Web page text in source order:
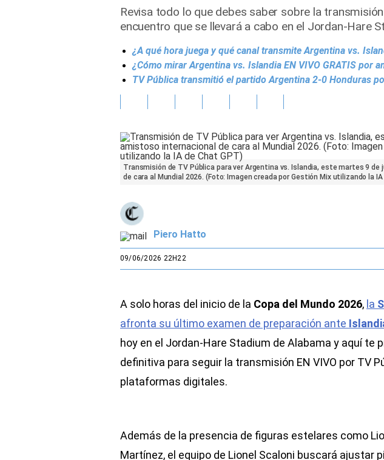
Revisa todo lo que debes saber sobre la
encuentro que se llevará a cabo en el Jordan-Hare
¿A qué hora juega y qué canal transmite Argentina vs.
¿Cómo mirar Argentina vs. Islandia EN VIVO GRATIS por
TV Pública transmitió el partido Argentina 2-0 Honduras
Transmisión de TV Pública para ver Argentina vs. Islandia, este martes 9 de
de cara al Mundial 2026. (Foto: Imagen creada por Gestión Mix utilizando la IA
Piero Hatto
09/06/2026 22H22
A solo horas del inicio de la Copa del Mundo 2026, la
afronta su último examen de preparación ante
hoy en el Jordan-Hare Stadium de Alabama y aquí te
definitiva para seguir la transmisión EN VIVO por TV
plataformas digitales.
Además de la presencia de figuras estelares como
Martínez, el equipo de Lionel Scaloni buscará ajustar